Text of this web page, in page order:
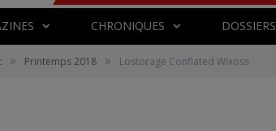
CHRONIQUES DOSSIERS
» Printemps 2018 » Lostorage Conflated Wixoss